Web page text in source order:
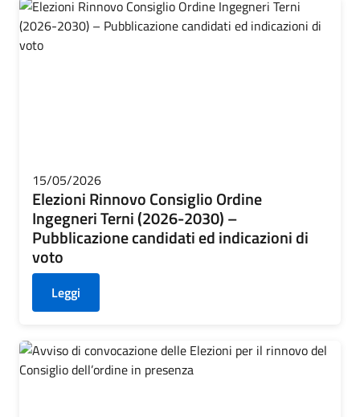
15/05/2026
Elezioni Rinnovo Consiglio Ordine
Ingegneri Terni (2026-2030) –
Pubblicazione candidati ed indicazioni di
voto
Leggi